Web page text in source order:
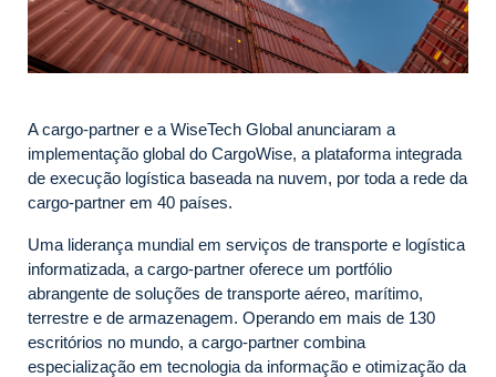
A cargo-partner e a WiseTech Global anunciaram a
implementação global do CargoWise, a plataforma integrada
de execução logística baseada na nuvem, por toda a rede da
cargo-partner em 40 países.
Uma liderança mundial em serviços de transporte e logística
informatizada, a cargo-partner oferece um portfólio
abrangente de soluções de transporte aéreo, marítimo,
terrestre e de armazenagem. Operando em mais de 130
escritórios no mundo, a cargo-partner combina
especialização em tecnologia da informação e otimização da